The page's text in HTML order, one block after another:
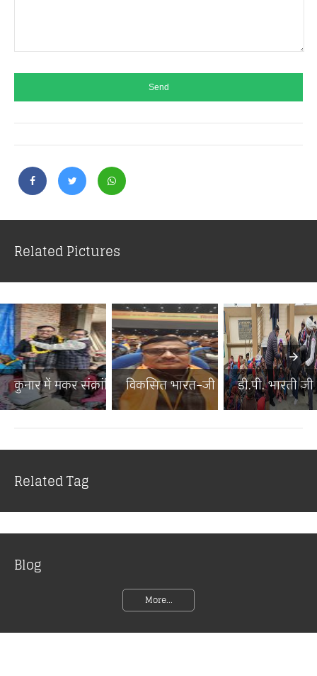
Related Pictures
कुनार में मकर संक्रांति पर...विकसित भारत–जी राम जी जनज...
डी.पी. भारती
Related Tag
Blog
More...